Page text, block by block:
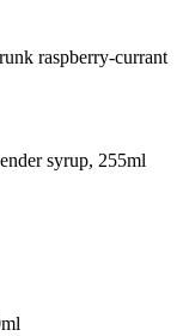
raspberry-currant
syrup, 255ml